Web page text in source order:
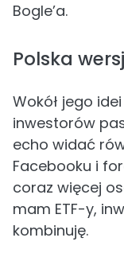
Bogle’a.
Polska
Wokół jego
inwestorów
echo widać
Facebooku i
coraz więcej
mam ETF-y,
kombinuję.